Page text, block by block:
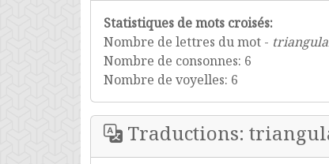
Statistiques de mots croisés:
Nombre de lettres du mot -
Nombre de consonnes: 6
Nombre de voyelles: 6
Traductions: